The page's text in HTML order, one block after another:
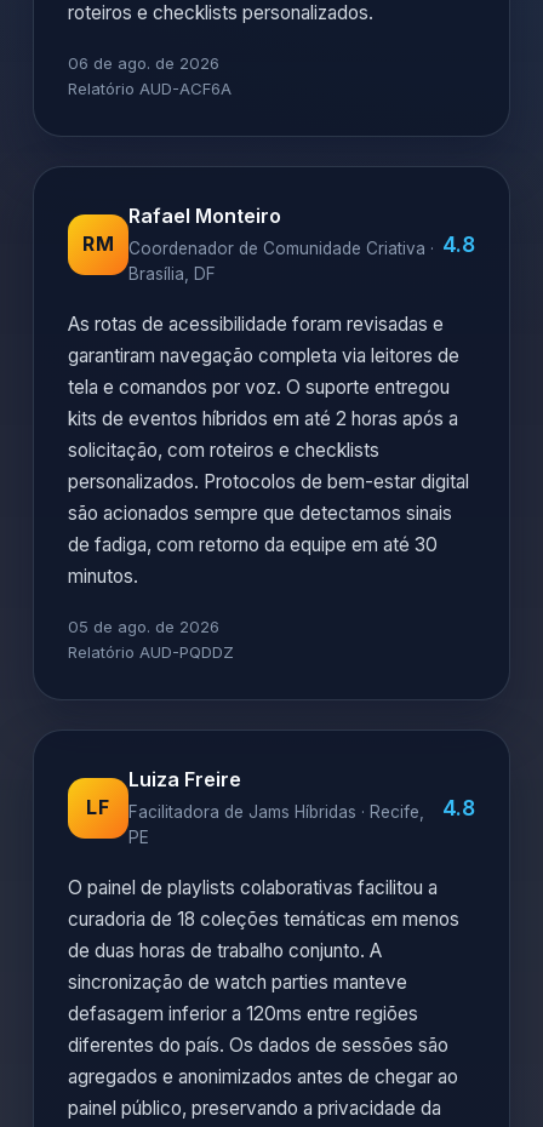
roteiros e checklists personalizados.
06 de ago. de 2026
Relatório AUD-ACF6A
RM
Rafael Monteiro
Coordenador de Comunidade Criativa ·
Brasília, DF
4.8
As rotas de acessibilidade foram revisadas e
garantiram navegação completa via leitores de
tela e comandos por voz. O suporte entregou
kits de eventos híbridos em até 2 horas após a
solicitação, com roteiros e checklists
personalizados. Protocolos de bem-estar digital
são acionados sempre que detectamos sinais
de fadiga, com retorno da equipe em até 30
minutos.
05 de ago. de 2026
Relatório AUD-PQDDZ
LF
Luiza Freire
Facilitadora de Jams Híbridas · Recife,
PE
4.8
O painel de playlists colaborativas facilitou a
curadoria de 18 coleções temáticas em menos
de duas horas de trabalho conjunto. A
sincronização de watch parties manteve
defasagem inferior a 120ms entre regiões
diferentes do país. Os dados de sessões são
agregados e anonimizados antes de chegar ao
painel público, preservando a privacidade da